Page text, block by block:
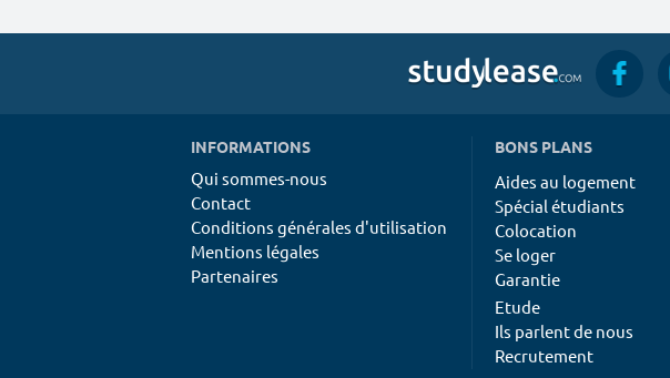
INFORMATIONS
Qui sommes-nous
Contact
Conditions générales d'utilisation
Mentions légales
Partenaires
BONS PLANS
Aides au logement
Spécial étudiants
Colocation
Se loger
Garantie
Etude
Ils parlent de nous
Recrutement